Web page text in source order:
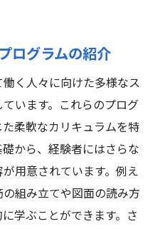
ログラムの紹介
く人々に向けた多様なス
います。これらのプログ
柔軟なカリキュラムを特
から、経験者にはさらな
用意されています。例え
組み立てや図面の読み方
学ぶことができます。さ